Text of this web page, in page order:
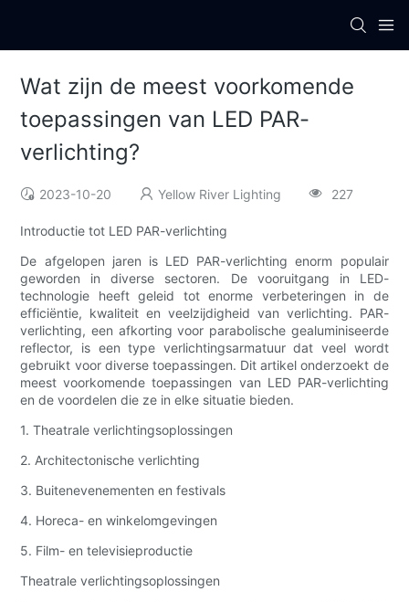
Wat zijn de meest voorkomende
toepassingen van LED PAR-
verlichting?
2023-10-20 Yellow River Lighting 227
Introductie tot LED PAR-verlichting
De afgelopen jaren is LED PAR-verlichting enorm populair
geworden in diverse sectoren. De vooruitgang in LED-
technologie heeft geleid tot enorme verbeteringen in de
efficiëntie, kwaliteit en veelzijdigheid van verlichting. PAR-
verlichting, een afkorting voor parabolische gealuminiseerde
reflector, is een type verlichtingsarmatuur dat veel wordt
gebruikt voor diverse toepassingen. Dit artikel onderzoekt de
meest voorkomende toepassingen van LED PAR-verlichting
en de voordelen die ze in elke situatie bieden.
1. Theatrale verlichtingsoplossingen
2. Architectonische verlichting
3. Buitenevenementen en festivals
4. Horeca- en winkelomgevingen
5. Film- en televisieproductie
Theatrale verlichtingsoplossingen